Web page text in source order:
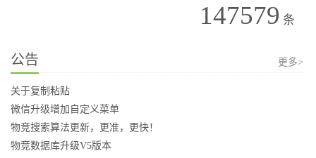
147579 条
公告 更多>
关于复制粘贴
微信升级增加自定义菜单
物竞搜索算法更新，更准，更快！
物竞数据库升级V5版本